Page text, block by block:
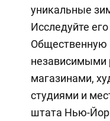
уникальные
Исследуйте
Общественную
независимыми
магазинами,
студиями и
штата Нью-